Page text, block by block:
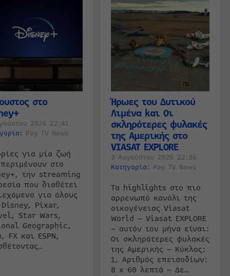
στο
2026 22:41
Pay TV News
για μία ζωή
στο
την streaming
που διαθέτει
για όλους
Pixar,
Star Wars,
Geographic,
FX και ESPN,
Ήρωες του Δυτικού
Λιμένα kαι Οι
σκληρότερες φυλακές
της Αμερικής στο
VIASAT EXPLORE
3 Αυγούστου 2026 22:36
Κατηγορία: Pay TV News
Τα highlights στο πιο
αρρενωπό κανάλι της
οικογένειας Viasat
World – Viasat EXPLORE
– αυτόν τον μήνα είναι:
Οι σκληρότερες φυλακές
της Αμερικής – Κύκλος:
1, Αριθμός επεισοδίων:
8 x 60 λεπτά – Δε…